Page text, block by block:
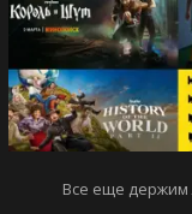
Все еще держим